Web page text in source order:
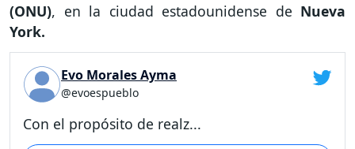
(ONU), en la ciudad estadounidense de Nueva
York.
Evo Morales Ayma
@evoespueblo
Con el propósito de realz...